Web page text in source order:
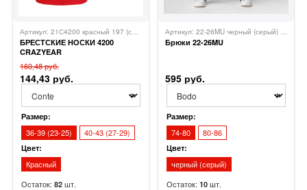
БРЕСТСКИЕ НОСКИ 4200
CRAZYEAR
Артикул: 21С4200 красный 197 (средней длины) БРЕСТСКИЕ
160,48 руб.
144,43 руб.
Размер:
36-39 (23-25) 40-43 (27-29)
Цвет:
Красный
Остаток: 82 шт.
Брюки 22-26MU
Артикул: 22-26MU черный (серый)Bodo
595 руб.
Размер:
74-80 80-86
Цвет:
черный (серый)
Остаток: 10 шт.